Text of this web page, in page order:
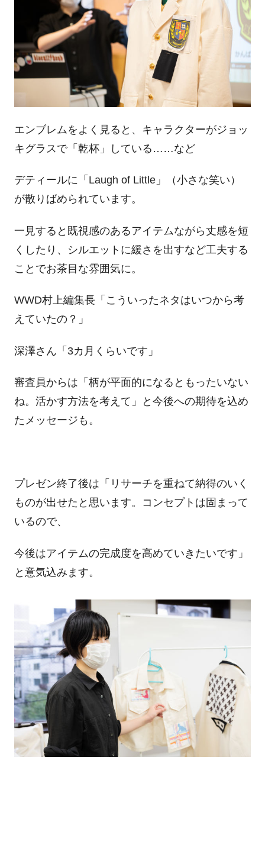
エンブレムをよく見ると、キャラクターがジョッ
キグラスで「乾杯」している……など
デティールに「Laugh of Little」（小さな笑い）
が散りばめられています。
一見すると既視感のあるアイテムながら丈感を短
くしたり、シルエットに緩さを出すなど工夫する
ことでお茶目な雰囲気に。
WWD村上編集長「こういったネタはいつから考
えていたの？」
深澤さん「3カ月くらいです」
審査員からは「柄が平面的になるともったいない
ね。活かす方法を考えて」と今後への期待を込め
たメッセージも。
プレゼン終了後は「リサーチを重ねて納得のいく
ものが出せたと思います。コンセプトは固まって
いるので、
今後はアイテムの完成度を高めていきたいです」
と意気込みます。